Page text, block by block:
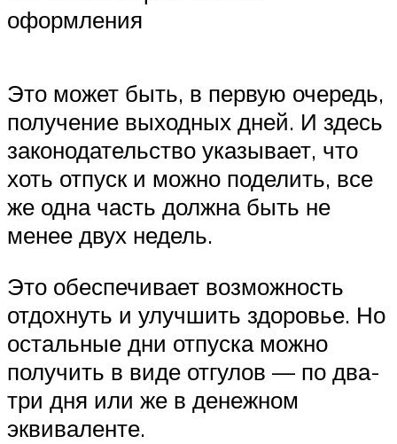
оформления
Это может быть, в первую очередь,
получение выходных дней. И здесь
законодательство указывает, что
хоть отпуск и можно поделить, все
же одна часть должна быть не
менее двух недель.
Это обеспечивает возможность
отдохнуть и улучшить здоровье. Но
остальные дни отпуска можно
получить в виде отгулов — по два-
три дня или же в денежном
эквиваленте.